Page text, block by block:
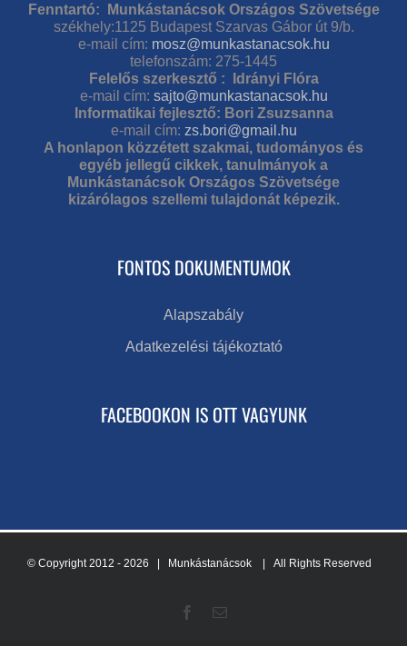
Fenntartó: Munkástanácsok Országos Szövetsége
székhely:1125 Budapest Szarvas Gábor út 9/b.
e-mail cím: mosz@munkastanacsok.hu
telefonszám: 275-1445
Felelős szerkesztő : Idrányi Flóra
e-mail cím: sajto@munkastanacsok.hu
Informatikai fejlesztő: Bori Zsuzsanna
e-mail cím: zs.bori@gmail.hu
A honlapon közzétett szakmai, tudományos és
egyéb jellegű cikkek, tanulmányok a
Munkástanácsok Országos Szövetsége
kizárólagos szellemi tulajdonát képezik.
FONTOS DOKUMENTUMOK
Alapszabály
Adatkezelési tájékoztató
FACEBOOKON IS OTT VAGYUNK
© Copyright 2012 - 2026 | Munkástanácsok | All Rights Reserved
Facebook
Email